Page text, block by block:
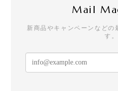
Mail
新商品やキャンペーンなどの
す。